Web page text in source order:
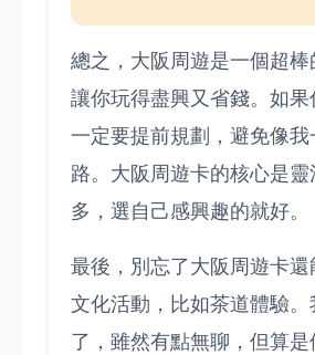
總之，大阪周遊是一個超
讓你玩得盡興又省錢。如果
一定要提前規劃，避免像我
路。大阪周遊卡的核心是靈
多，選自己感興趣的就好。
最後，別忘了大阪周遊卡
文化活動，比如茶道體驗。
了，雖然有點無聊，但算是